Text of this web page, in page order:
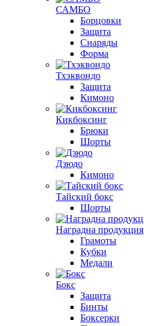
САМБО
Борцовки
Защита
Снаряды
Форма
Тхэквондо
Защита
Кимоно
Кикбоксинг
Брюки
Шорты
Дзюдо
Кимоно
Тайский бокс
Шорты
Наградна продукция
Грамоты
Кубки
Медали
Бокс
Защита
Бинты
Боксерки